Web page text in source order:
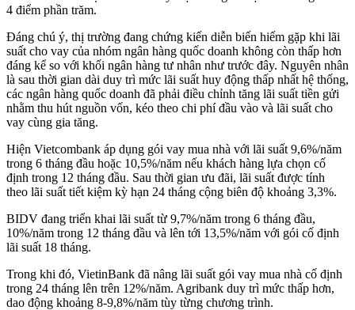
4 điểm phần trăm.
Đáng chú ý, thị trường đang chứng kiến diễn biến hiếm gặp khi lãi
suất cho vay của nhóm ngân hàng quốc doanh không còn thấp hơn
đáng kể so với khối ngân hàng tư nhân như trước đây. Nguyên nhân
là sau thời gian dài duy trì mức lãi suất huy động thấp nhất hệ thống,
các ngân hàng quốc doanh đã phải điều chỉnh tăng lãi suất tiền gửi
nhằm thu hút nguồn vốn, kéo theo chi phí đầu vào và lãi suất cho
vay cùng gia tăng.
Hiện Vietcombank áp dụng gói vay mua nhà với lãi suất 9,6%/năm
trong 6 tháng đầu hoặc 10,5%/năm nếu khách hàng lựa chọn cố
định trong 12 tháng đầu. Sau thời gian ưu đãi, lãi suất được tính
theo lãi suất tiết kiệm kỳ hạn 24 tháng cộng biên độ khoảng 3,3%.
BIDV đang triển khai lãi suất từ 9,7%/năm trong 6 tháng đầu,
10%/năm trong 12 tháng đầu và lên tới 13,5%/năm với gói cố định
lãi suất 18 tháng.
Trong khi đó, VietinBank đã nâng lãi suất gói vay mua nhà cố định
trong 24 tháng lên trên 12%/năm. Agribank duy trì mức thấp hơn,
dao động khoảng 8-9,8%/năm tùy từng chương trình.